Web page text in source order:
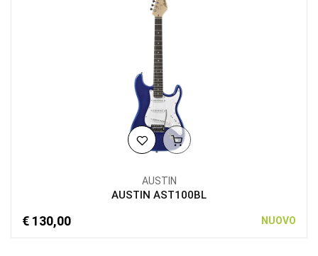
AUSTIN
AUSTIN AST100BL
€ 130,00 NUOVO